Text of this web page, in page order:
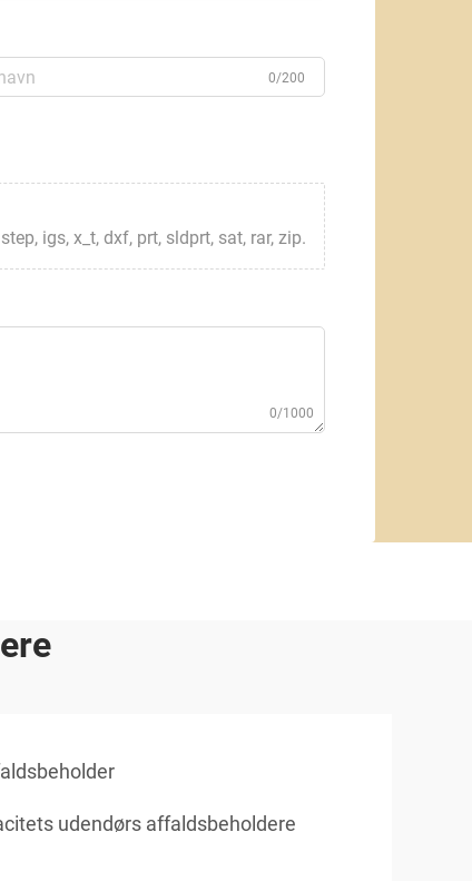
0/200
igs, x_t, dxf, prt, sldprt, sat, rar, zip.
0/1000
udendørs affaldsbeholdere